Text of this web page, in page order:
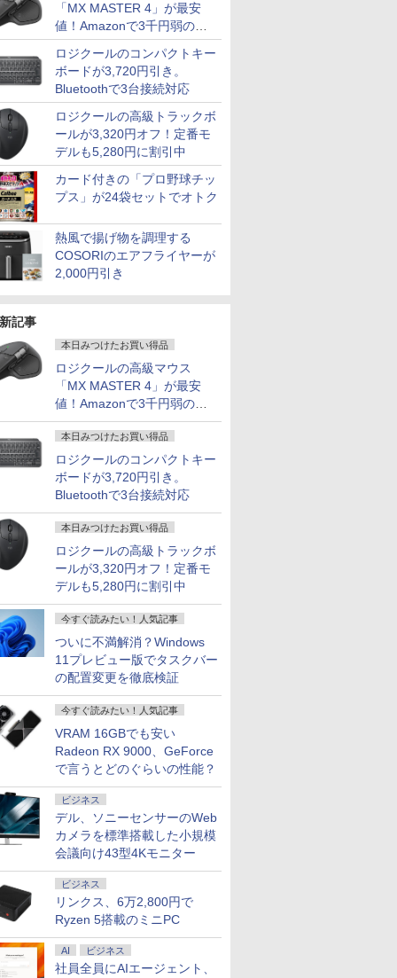
「MX MASTER 4」が最安
値！Amazonで3千円弱の割
引
ロジクールのコンパクトキー
ボードが3,720円引き。
Bluetoothで3台接続対応
ロジクールの高級トラックボ
ールが3,320円オフ！定番モ
デルも5,280円に割引中
カード付きの「プロ野球チッ
プス」が24袋セットでオトク
熱風で揚げ物を調理する
COSORIのエアフライヤーが
2,000円引き
記事
本日みつけたお買い得品
ロジクールの高級マウス
「MX MASTER 4」が最安
値！Amazonで3千円弱の割
引
本日みつけたお買い得品
ロジクールのコンパクトキー
ボードが3,720円引き。
Bluetoothで3台接続対応
本日みつけたお買い得品
ロジクールの高級トラックボ
ールが3,320円オフ！定番モ
デルも5,280円に割引中
今すぐ読みたい！人気記事
ついに不満解消？Windows
11プレビュー版でタスクバー
の配置変更を徹底検証
今すぐ読みたい！人気記事
VRAM 16GBでも安い
Radeon RX 9000、GeForce
で言うとどのぐらいの性能？
ビジネス
デル、ソニーセンサーのWeb
カメラを標準搭載した小規模
会議向け43型4Kモニター
ビジネス
リンクス、6万2,800円で
Ryzen 5搭載のミニPC
AI ビジネス
社員全員にAIエージェント、